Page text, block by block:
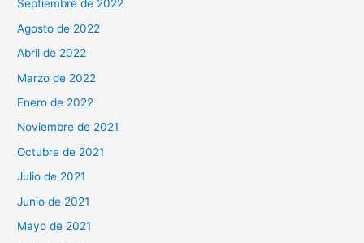
Septiembre de 2022
Agosto de 2022
Abril de 2022
Marzo de 2022
Enero de 2022
Noviembre de 2021
Octubre de 2021
Julio de 2021
Junio de 2021
Mayo de 2021